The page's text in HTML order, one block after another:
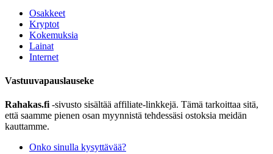
Osakkeet
Kryptot
Kokemuksia
Lainat
Internet
Vastuuvapauslauseke
Rahakas.fi -sivusto sisältää affiliate-linkkejä. Tämä tarkoittaa sitä,
että saamme pienen osan myynnistä tehdessäsi ostoksia meidän
kauttamme.
Onko sinulla kysyttävää?